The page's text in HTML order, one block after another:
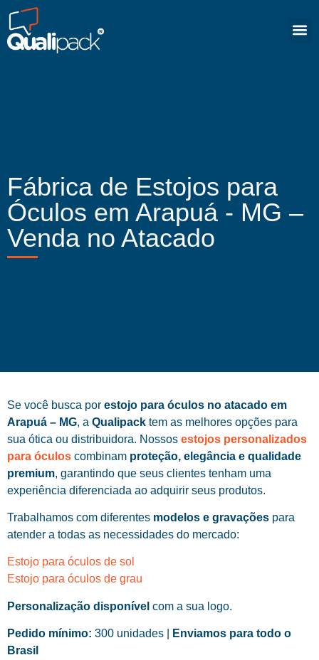
Fábrica de Estojos para
Óculos em Arapuá - MG –
Venda no Atacado
Se você busca por estojo para óculos no atacado em
Arapuá – MG, a Qualipack tem as melhores opções para
sua ótica ou distribuidora. Nossos estojos personalizados
para óculos combinam proteção, elegância e qualidade
premium, garantindo que seus clientes tenham uma
experiência diferenciada ao adquirir seus produtos.
Trabalhamos com diferentes modelos e gravações para
atender a todas as necessidades do mercado:
Estojo para óculos de sol
Estojo para óculos de grau
Personalização disponível com a sua logo.
Pedido mínimo: 300 unidades |
Enviamos para todo o
Brasil